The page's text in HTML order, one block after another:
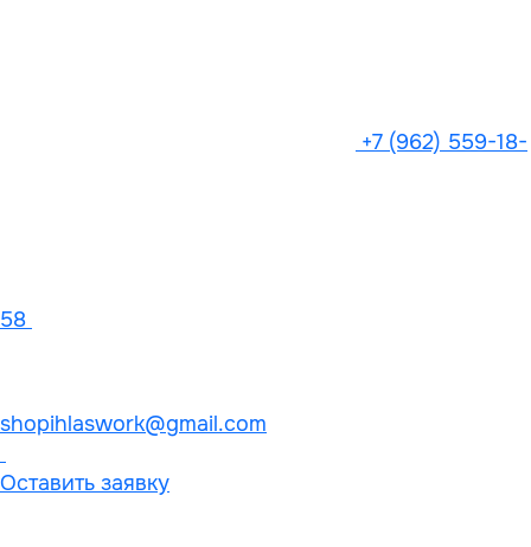
+7 (962) 559-18-
58
shopihlaswork@gmail.com
Оставить заявку